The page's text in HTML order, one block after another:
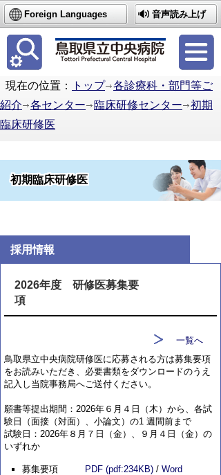
Foreign Languages 音声読み上げ
簡体中文
繁体中文
한국어
現在の位置：
トップ
各診療科・部門等ご
紹介
各センター 臨床研修センター
初期
臨床研修医
初期臨床研修医
採用情報
2026年度 研修医募集要
項
一覧へ
鳥取県立中央病院研修医に応募される方は募集要項
をお読みいただき、必要書類をダウンロードのうえ
記入し当院事務局へご送付ください。
願書等提出期間：2026年６月４日（木）から、各試
験日（面接（対面）、小論文）の1 週間前まで
試験日：2026年８月７日（金）、９月４日（金）の
いずれか
募集要項 PDF (pdf:234KB) / Word